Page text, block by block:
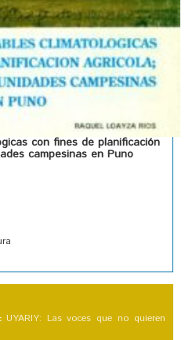
con fines de planificación
campesinas en Puno
UYARIY: Las voces que no quieren